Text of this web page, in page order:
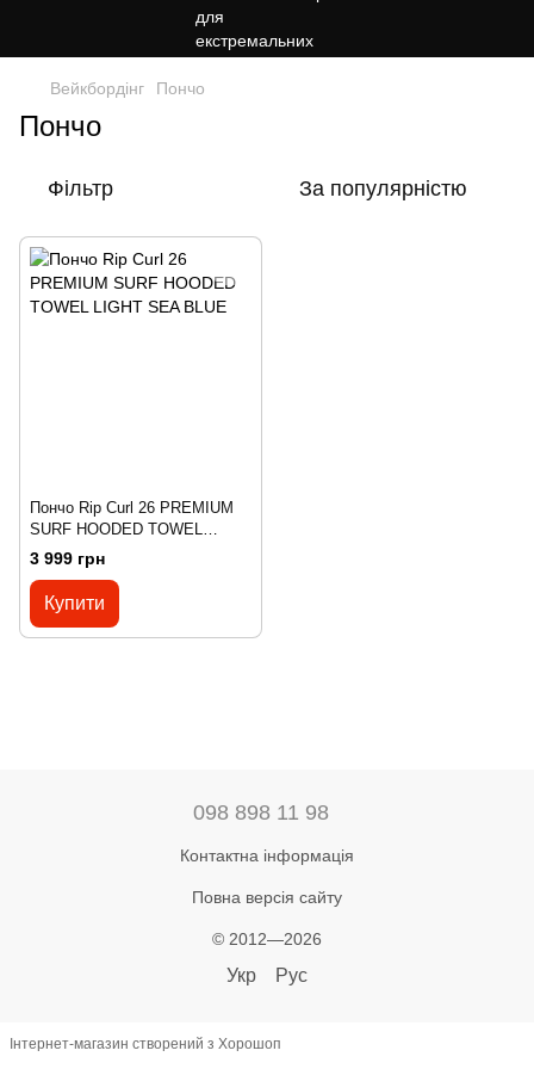
Вейкбордінг Пончо
Пончо
Фільтр За популярністю
Пончо Rip Curl 26 PREMIUM
SURF HOODED TOWEL
LIGHT SEA BLUE
3 999 грн
Купити
098 898 11 98
Контактна інформація
Повна версія сайту
© 2012—2026
Укр Рус
Інтернет-магазин створений з Хорошоп